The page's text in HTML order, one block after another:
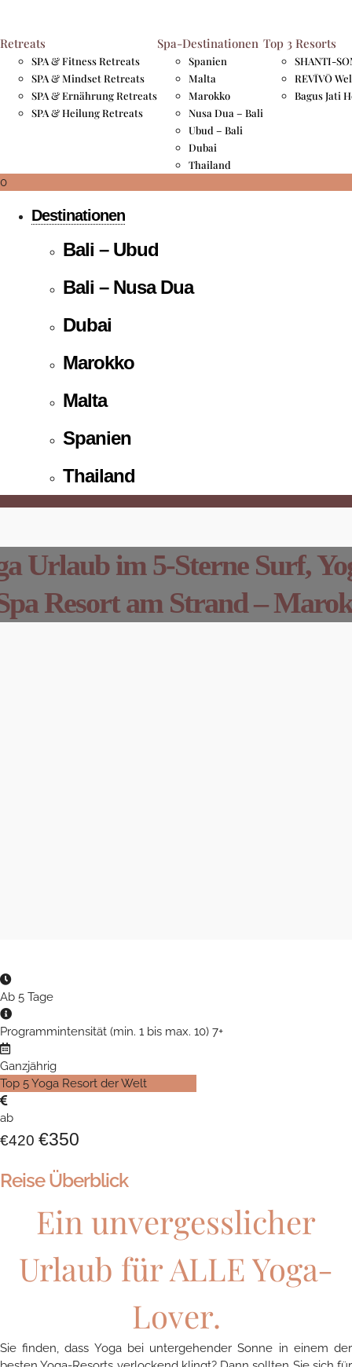
Spa & Fitness
Spa & Mindset
Spa & Ernährung
Spa & Heilung
Destinationen
Bali – Ubud
Bali – Nusa Dua
Dubai
Marokko
Malta
Spanien
Thailand
Retreats
SPA & Fitness Retreats
SPA & Mindset Retreats
SPA & Ernährung Retreats
SPA & Heilung Retreats
Spa-Destinationen
Spanien
Malta
Marokko
Nusa Dua – Bali
Ubud – Bali
Dubai
Thailand
Top 3 Resorts
SHANTI-
REVĪVŌ
Bagus Jati
0
Urlaub im 5-Sterne Surf,
Resort am Strand –
Ab 5 Tage
Programmintensität (min. 1 bis max. 10) 7+
Ganzjährig
Top 5 Yoga Resort der Welt
ab
€420 €350
Reise Überblick
Ein unvergesslicher
Urlaub für ALLE Yoga-
Lover.
Sie finden, dass Yoga bei untergehender Sonne in einem der